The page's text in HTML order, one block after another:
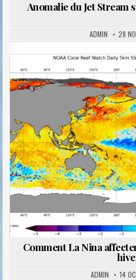
Anomalie du Jet Stream
ADMIN 28
Posted
Comment La Nina
ADMIN 14